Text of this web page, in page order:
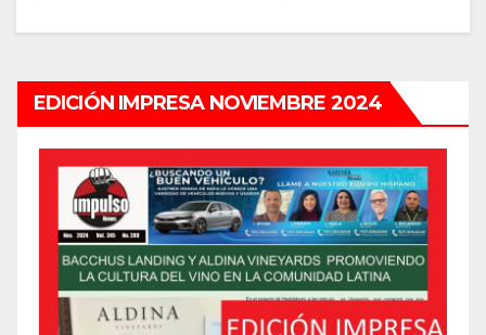
EDICIÓN IMPRESA NOVIEMBRE 2024